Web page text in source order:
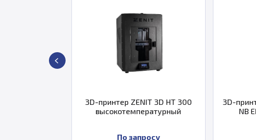
3D-принтер ZENIT 3D HT 300
высокотемпературный
По запросу
3D-принтер
NB EDU
По